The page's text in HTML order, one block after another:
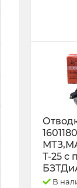
Т-25 с
В